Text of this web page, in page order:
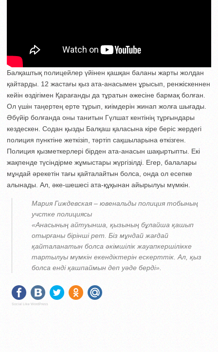
Балқаштық полицейлер үйінен қашқан баланы жарты жолдан
қайтарды. 12 жастағы қыз ата-анасымен ұрысып, ренжіскеннен
кейін өздігімен Қарағанды да тұратын әжесіне бармақ болған.
Ол үшін таңертең ерте тұрып, киімдерін жинап жолға шығады.
Әбүйір болғанда оны танитын Гүлшат кентінің тұрғындары
кездескен. Содан қызды Балқаш қаласына кіре беріс жердегі
полиция пунктіне жеткізіп, тәртіп сақшыларына өткізген.
Полиция қызметкерлері бірден ата-анасын шақыртыпты. Екі
жақпенде түсіндірме жұмыстары жүргізілді. Егер, балалары
мұндай әрекетін тағы қайталайтын болса, онда ол есепке
алынады. Ал, әке-шешесі ата-құқынан айырылуы мүмкін.
Мария Гиждевская – ювенальды полиция тобының
учстке полициясы
«Анасының айтуынша, қызының бұлайша қашып
отырғаны бірінші рет. Біз мұндай жағдай
қайталанатын болса әкімшілік жауапкершілікке
тартылуы мүмкін екендіктерін ескерттік. Ал, қыз
болса енді қашпаймын деп уәде берді».
Social Like WordPress